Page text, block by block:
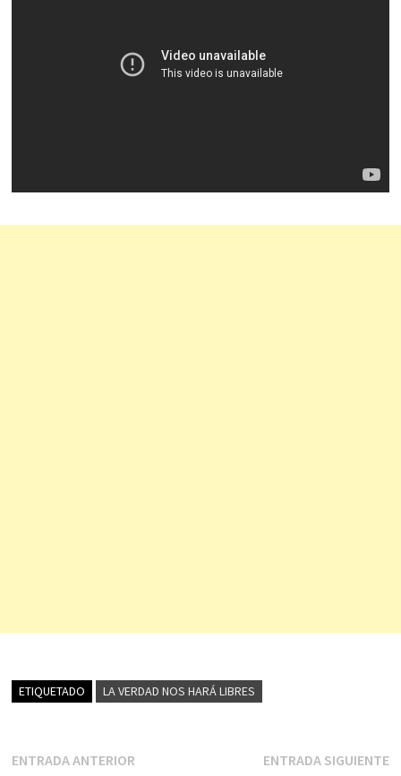
ETIQUETADO LA VERDAD NOS HARÁ LIBRES
Navegación
ENTRADA ANTERIOREntrada
ENTRADA SIGUIENTE